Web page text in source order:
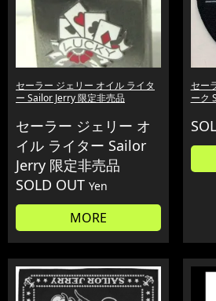
セーラー ジェリー オイル ライタ
ー Sailor Jerry 限定非売品
セーラー ジェリー オ
イル ライター Sailor
Jerry 限定非売品
SOLD OUT Yen
MORE
セー
ーク